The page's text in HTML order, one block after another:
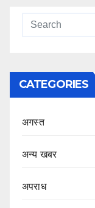
CATEGORIES
अगस्त
अन्य खबर
अपराध